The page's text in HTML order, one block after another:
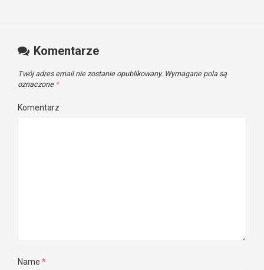
Komentarze
Twój adres email nie zostanie opublikowany. Wymagane pola są
oznaczone *
Komentarz
Name *